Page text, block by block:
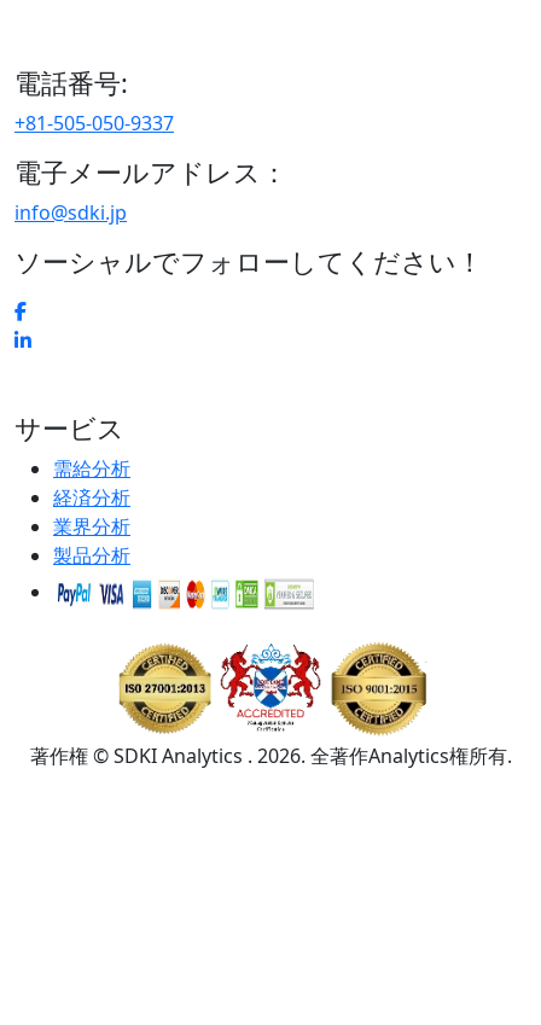
電話番号:
+81-505-050-9337
電子メールアドレス：
info@sdki.jp
ソーシャルでフォローしてください！
サービス
需給分析
経済分析
業界分析
製品分析
著作権 © SDKI Analytics . 2026. 全著作Analytics権所有.